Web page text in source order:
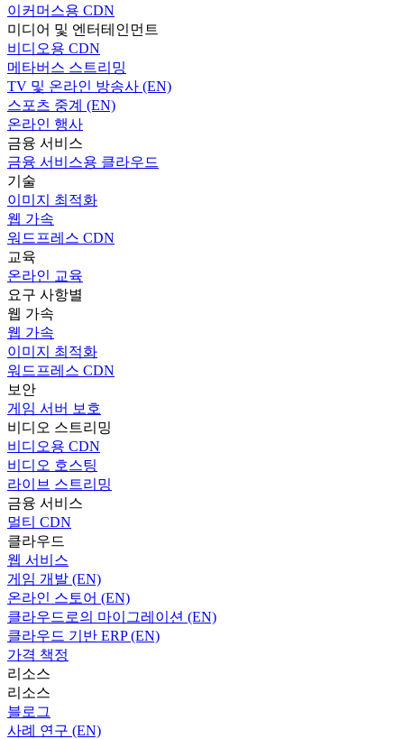
이커머스용 CDN
미디어 및 엔터테인먼트
비디오용 CDN
메타버스 스트리밍
TV 및 온라인 방송사 (EN)
스포츠 중계 (EN)
온라인 행사
금융 서비스
금융 서비스용 클라우드
기술
이미지 최적화
웹 가속
워드프레스 CDN
교육
온라인 교육
요구 사항별
웹 가속
웹 가속
이미지 최적화
워드프레스 CDN
보안
게임 서버 보호
비디오 스트리밍
비디오용 CDN
비디오 호스팅
라이브 스트리밍
금융 서비스
멀티 CDN
클라우드
웹 서비스
게임 개발 (EN)
온라인 스토어 (EN)
클라우드로의 마이그레이션 (EN)
클라우드 기반 ERP (EN)
가격 책정
리소스
리소스
블로그
사례 연구 (EN)